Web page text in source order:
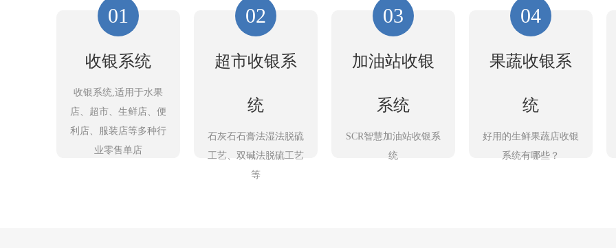
01
收银系统
收银系统,适用于水果
店、超市、生鲜店、便
利店、服装店等多种行
业零售单店
02
超市收银系
统
石灰石石膏法湿法脱硫
工艺、双碱法脱硫工艺
等
03
加油站收银
系统
SCR智慧加油站收银系
统
04
果蔬收银系
统
好用的生鲜果蔬店收银
系统有哪些？